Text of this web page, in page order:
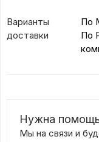
Варианты
доставки
По
По
Нужна
Мы на связи и